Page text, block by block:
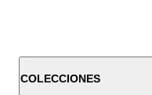
COLECCIONES